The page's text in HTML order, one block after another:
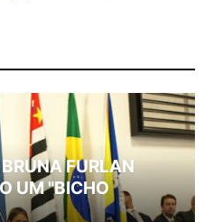
FURLAN
UM "BICHO